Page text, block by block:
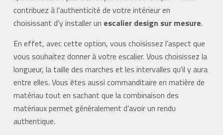
contribuez à l’authenticité de votre intérieur en
choisissant d’y installer un escalier design sur mesure.
En effet, avec cette option, vous choisissez l’aspect que
vous souhaitez donner à votre escalier. Vous choisissez la
longueur, la taille des marches et les intervalles qu’il y aura
entre elles. Vous êtes aussi commanditaire en matière de
matériau tout en sachant que la combinaison des
matériaux permet généralement d’avoir un rendu
authentique.